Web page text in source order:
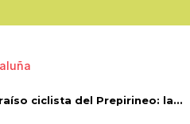
ciclista del Prepirineo: la...